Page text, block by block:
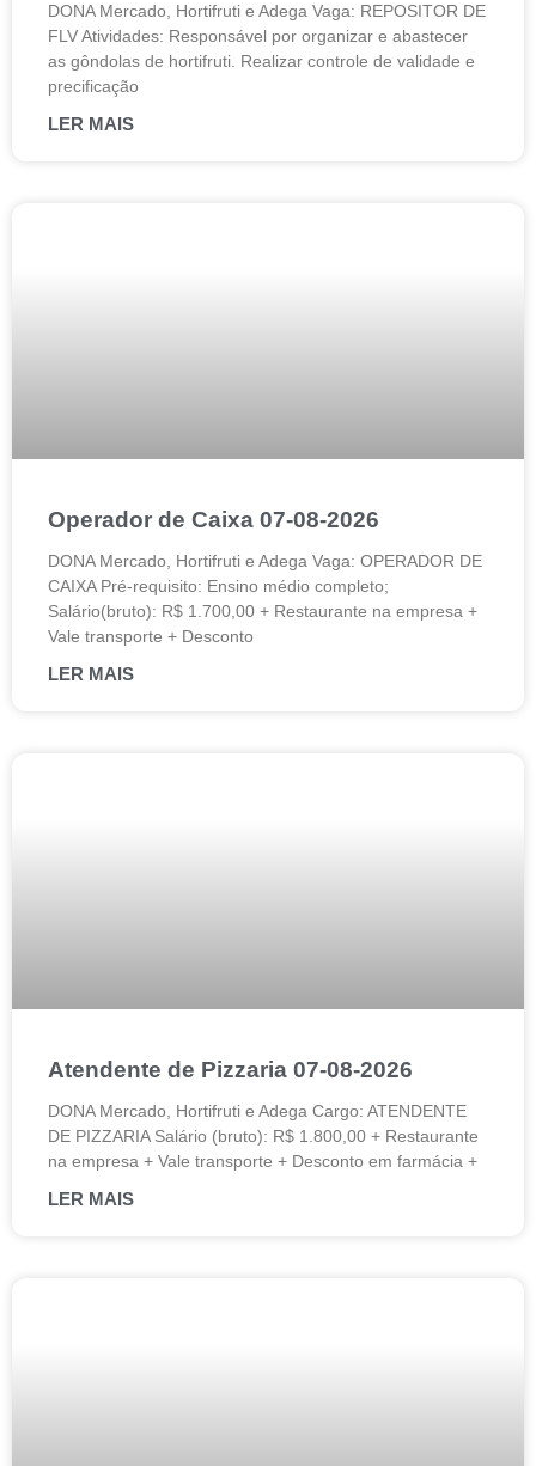
DONA Mercado, Hortifruti e Adega Vaga: REPOSITOR DE
FLV Atividades: Responsável por organizar e abastecer
as gôndolas de hortifruti. Realizar controle de validade e
precificação
LER MAIS
Operador de Caixa 07-08-2026
DONA Mercado, Hortifruti e Adega Vaga: OPERADOR DE
CAIXA Pré-requisito: Ensino médio completo;
Salário(bruto): R$ 1.700,00 + Restaurante na empresa +
Vale transporte + Desconto
LER MAIS
Atendente de Pizzaria 07-08-2026
DONA Mercado, Hortifruti e Adega Cargo: ATENDENTE
DE PIZZARIA Salário (bruto): R$ 1.800,00 + Restaurante
na empresa + Vale transporte + Desconto em farmácia +
LER MAIS